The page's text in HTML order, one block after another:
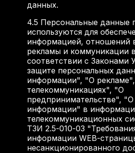
данных.
4.5 Персональные данные
используются для
информацией, отношений
рекламы и коммуникации в
соответствии с Законами
защите персональных
информации", "О
телекоммуникациях", "О
предпринимательстве",
информации" в
телекоммуникационных
ТЗИ 2.5-010-03
информации WEB-
несанкционированного